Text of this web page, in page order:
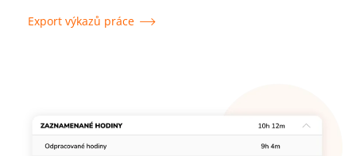
Export výkazů práce